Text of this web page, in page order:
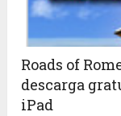
Roads of
descarga
iPad